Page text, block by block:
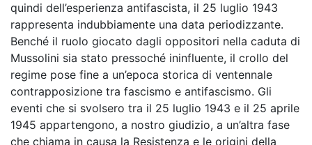
quindi dell’esperienza antifascista, il 25 luglio 1943
rappresenta indubbiamente una data periodizzante.
Benché il ruolo giocato dagli oppositori nella caduta di
Mussolini sia stato pressoché ininfluente, il crollo del
regime pose fine a un’epoca storica di ventennale
contrapposizione tra fascismo e antifascismo. Gli
eventi che si svolsero tra il 25 luglio 1943 e il 25 aprile
1945 appartengono, a nostro giudizio, a un’altra fase
che chiama in causa la Resistenza e le origini della